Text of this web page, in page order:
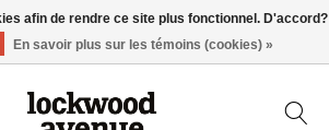
afin de rendre ce site plus fonctionnel. D'accord?
En savoir plus sur les témoins (cookies) »